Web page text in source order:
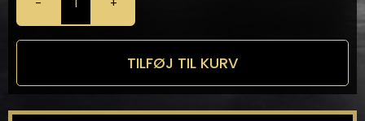
ST
-
Gevindundervogn
TILFØJ TIL KURV